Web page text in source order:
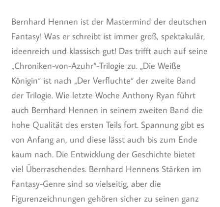
Bernhard Hennen ist der Mastermind der deutschen
Fantasy! Was er schreibt ist immer groß, spektakulär,
ideenreich und klassisch gut! Das trifft auch auf seine
„Chroniken-von-Azuhr“-Trilogie zu. „Die Weiße
Königin“ ist nach „Der Verfluchte“ der zweite Band
der Trilogie. Wie letzte Woche Anthony Ryan führt
auch Bernhard Hennen in seinem zweiten Band die
hohe Qualität des ersten Teils fort. Spannung gibt es
von Anfang an, und diese lässt auch bis zum Ende
kaum nach. Die Entwicklung der Geschichte bietet
viel Überraschendes. Bernhard Hennens Stärken im
Fantasy-Genre sind so vielseitig, aber die
Figurenzeichnungen gehören sicher zu seinen ganz